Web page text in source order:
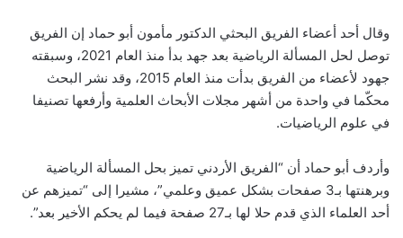
وقال أحد أعضاء الفريق البحثي الدكتور مأمون أبو حماد إن الفريق
توصل لحل المسألة الرياضية بعد جهد بدأ منذ العام 2021، وسبقته
جهود لأعضاء من الفريق بدأت منذ العام 2015، وقد نشر البحث
محكّما في واحدة من أشهر مجلات الأبحاث العلمية وأرفعها تصنيفا
في علوم الرياضيات.
وأردف أبو حماد أن “الفريق الأردني تميز بحل المسألة الرياضية
وبرهنتها بـ3 صفحات بشكل عميق وعلمي”، مشيرا إلى “تميزهم عن
أحد العلماء الذي قدم حلا لها بـ27 صفحة فيما لم يحكم الأخير بعد”.